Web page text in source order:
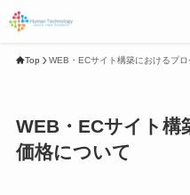
Top WEB・ECサイト構築におけるプ
WEB・ECサイト構
価格について